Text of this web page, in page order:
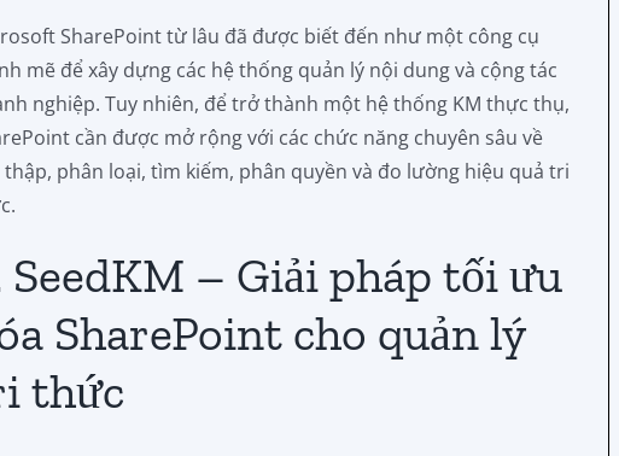
SharePoint từ lâu đã được biết đến như một công cụ
mẽ để xây dựng các hệ thống quản lý nội dung và cộng tác
nghiệp. Tuy nhiên, để trở thành một hệ thống KM thực thụ,
cần được mở rộng với các chức năng chuyên sâu về
phân loại, tìm kiếm, phân quyền và đo lường hiệu quả tri
SeedKM – Giải pháp tối ưu
SharePoint cho quản lý
thức